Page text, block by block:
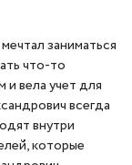
заниматься
что-то
и вела учет для
всегда
внутри
которые